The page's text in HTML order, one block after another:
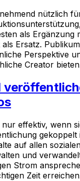
nützlich
als Ergänzung
Ersatz.
Perspektive
Creator
effektiv, wenn
gekoppelt
auf allen
und
Strom
Zeit